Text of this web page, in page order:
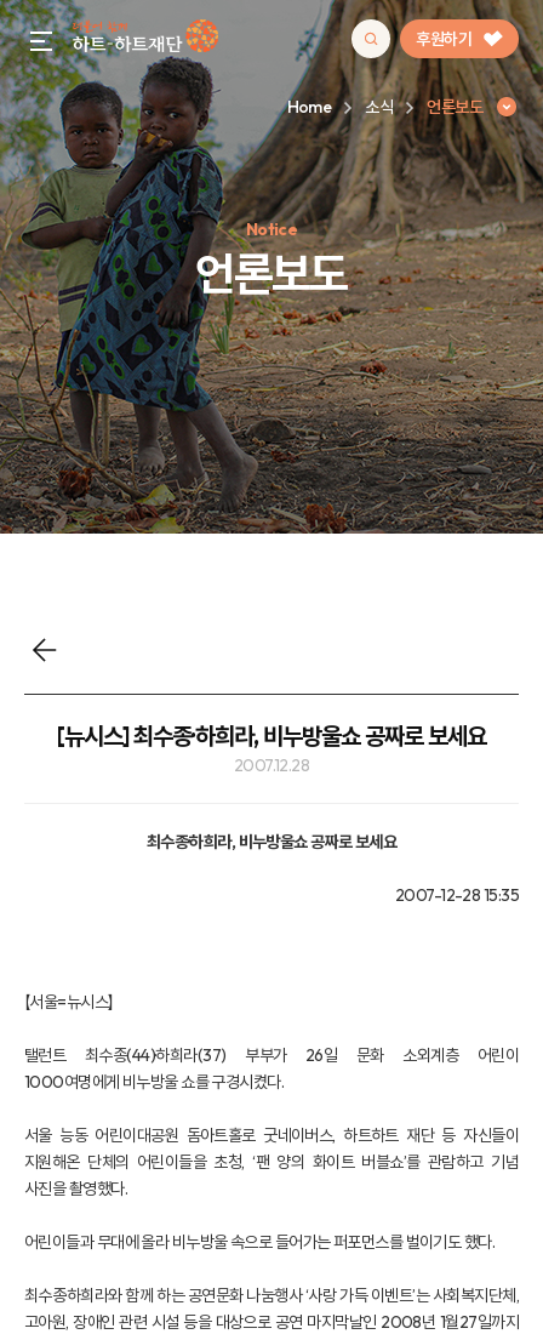
gnb menu open 후원하기
인기 키워드
#정기후원#하트플레이스#캠페인#팬덤후원
Home 소식 언론보도
Notice
언론보도
언론보도
[뉴시스] 최수종·하희라, 비누방울쇼 공짜로 보세요
2007.12.28
최수종·하희라, 비누방울쇼 공짜로 보세요
2007-12-28 15:35
【서울=뉴시스】
탤런트 최수종(44)·하희라(37) 부부가 26일 문화 소외계층 어린이
1000여명에게 비누방울 쇼를 구경시켰다.
서울 능동 어린이대공원 돔아트홀로 굿네이버스, 하트하트 재단 등 자신들이
지원해온 단체의 어린이들을 초청, ‘팬 양의 화이트 버블쇼’를 관람하고 기념
사진을 촬영했다.
어린이들과 무대에 올라 비누방울 속으로 들어가는 퍼포먼스를 벌이기도 했다.
최수종·하희라와 함께 하는 공연문화 나눔행사 ‘사랑 가득 이벤트’는 사회복지단체,
고아원, 장애인 관련 시설 등을 대상으로 공연 마지막날인 2008년 1월27일까지